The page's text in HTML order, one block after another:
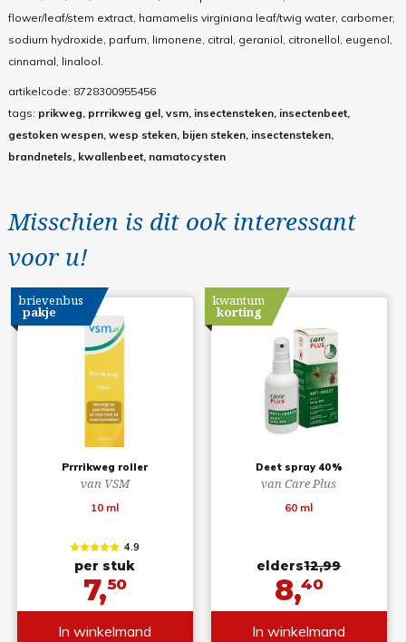
flower/leaf/stem extract, hamamelis virginiana leaf/twig water, carbomer,
sodium hydroxide, parfum, limonene, citral, geraniol, citronellol, eugenol,
cinnamal, linalool.
artikelcode: 8728300955456
tags: prikweg, prrrikweg gel, vsm, insectensteken, insectenbeet,
gestoken wespen, wesp steken, bijen steken, insectensteken,
brandnetels, kwallenbeet, namatocysten
Misschien is dit ook interessant
voor u!
Prrrikweg roller
van VSM
10 ml
brievenbus
pakje
4.9
per stuk
7,50
In winkelmand
Deet spray 40%
van Care Plus
60 ml
kwantum
korting
elders12,99
8,40
In winkelmand